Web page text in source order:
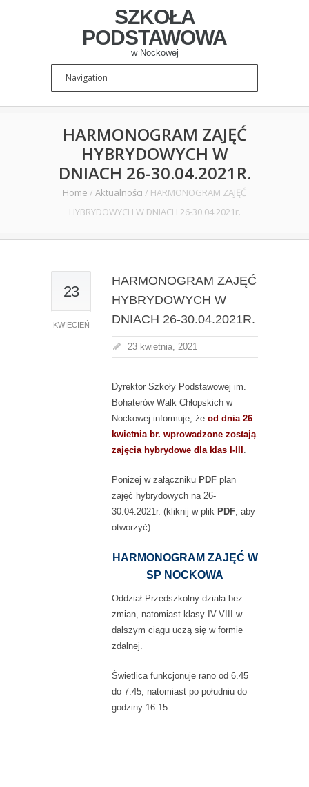
SZKOŁA
PODSTAWOWA
w Nockowej
HARMONOGRAM ZAJĘĆ
HYBRYDOWYCH W
DNIACH 26-30.04.2021R.
Home / Aktualności / HARMONOGRAM ZAJĘĆ
HYBRYDOWYCH W DNIACH 26-30.04.2021r.
23
KWIECIEŃ
HARMONOGRAM ZAJĘĆ
HYBRYDOWYCH W
DNIACH 26-30.04.2021R.
23 kwietnia, 2021
Dyrektor Szkoły Podstawowej im.
Bohaterów Walk Chłopskich w
Nockowej informuje, że od dnia 26
kwietnia br. wprowadzone zostają
zajęcia hybrydowe dla klas I-III .
Poniżej w załączniku PDF plan
zajęć hybrydowych na 26-
30.04.2021r. (kliknij w plik PDF, aby
otworzyć).
HARMONOGRAM ZAJĘĆ W
SP NOCKOWA
Oddział Przedszkolny działa bez
zmian, natomiast klasy IV-VIII w
dalszym ciągu uczą się w formie
zdalnej.
Świetlica funkcjonuje rano od 6.45
do 7.45, natomiast po południu do
godziny 16.15.